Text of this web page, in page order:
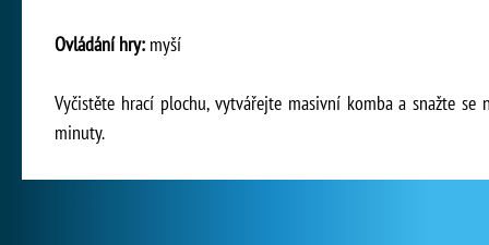
Ovládání hry: myší
Vyčistěte hrací plochu, vytvářejte masivní komba a snažte
minuty.